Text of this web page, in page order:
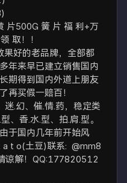
片500G 簧 片 福 利+万
取！！
好的老品牌，全部都
年来早已建立销售国内
期得到国内外道上朋友
再买假一赔百！
迷.幻、催.情.药，稳定类
、香.水.型、拍.肩.型。
于国内几年前开始风
a t o(土豆)联系: @mm8
谅解！QQ:177820512